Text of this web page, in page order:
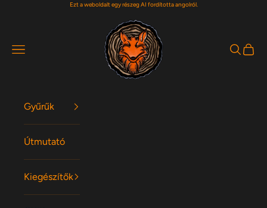
Ugrás a tartalomraEzt a weboldalt egy részeg AI fordította angolról.
Woodfox Rings
Navigációs menü Keresés
Kosár
Gyűrűk
Útmutató
Kiegészítők